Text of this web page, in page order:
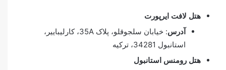
هتل لافت ایرپورت
آدرس
: خیابان سلجوقلو، پلاک 35A، کارلیباییر،
استانبول 34281، ترکیه
هتل رومنس استانبول